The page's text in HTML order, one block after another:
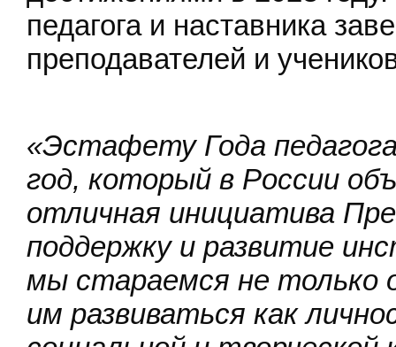
педагога и наставника
преподавателей и
«Эстафету Года
год, который в России
отличная инициатива
поддержку и развитие
мы стараемся не только
им развиваться как